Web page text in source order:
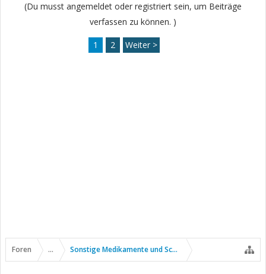
(Du musst angemeldet oder registriert sein, um Beiträge
verfassen zu können. )
1 2 Weiter >
Foren ... Sonstige Medikamente und Schmerztherapie